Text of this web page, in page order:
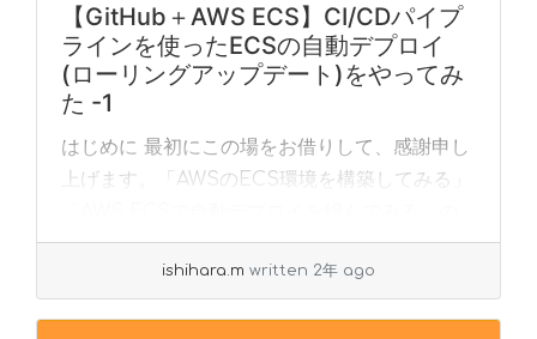
【GitHub＋AWS ECS】CI/CDパイプ
ラインを使ったECSの自動デプロイ
(ローリングアップデート)をやってみ
た -1
はじめに 最初にこの場をお借りして、感謝申し
上げます。「AWSのECS環境を構築してみる」
記事を大変参考にさせていただきました。心よ
りお礼申し上げます。 本記事では、これらの...
ishihara.m written 2年 ago